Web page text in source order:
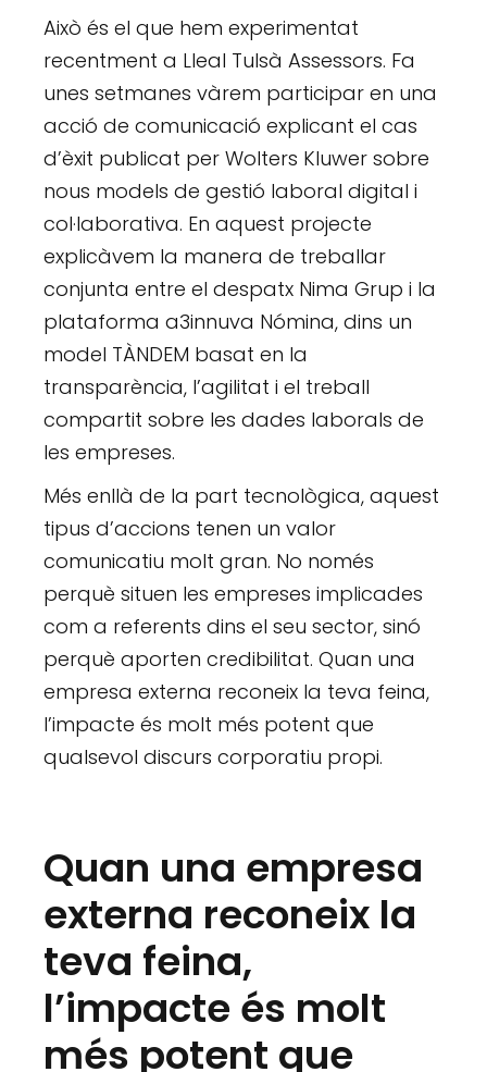
Això és el que hem experimentat
recentment a Lleal Tulsà Assessors. Fa
unes setmanes vàrem participar en una
acció de comunicació explicant el cas
d’èxit publicat per Wolters Kluwer sobre
nous models de gestió laboral digital i
col·laborativa. En aquest projecte
explicàvem la manera de treballar
conjunta entre el despatx Nima Grup i la
plataforma a3innuva Nómina, dins un
model TÀNDEM basat en la
transparència, l’agilitat i el treball
compartit sobre les dades laborals de
les empreses.
Més enllà de la part tecnològica, aquest
tipus d’accions tenen un valor
comunicatiu molt gran. No només
perquè situen les empreses implicades
com a referents dins el seu sector, sinó
perquè aporten credibilitat. Quan una
empresa externa reconeix la teva feina,
l’impacte és molt més potent que
qualsevol discurs corporatiu propi.
Quan una empresa
externa reconeix la
teva feina,
l’impacte és molt
més potent que